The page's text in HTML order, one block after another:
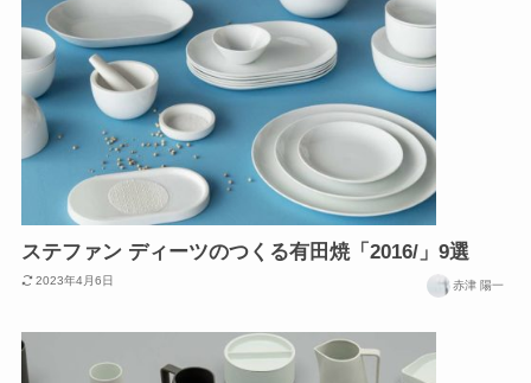
ステファン ディーツのつくる有田焼「2016/」9選
2023年4月6日 赤津 陽一